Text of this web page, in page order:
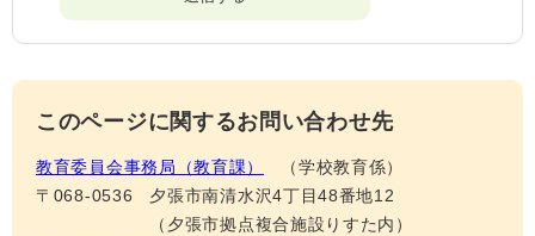
このページに関するお問い合わせ先
教育委員会事務局（教育課）
学校教育係
〒068-0536
夕張市南清水沢4丁目48番地12
（夕張市拠点複合施設りすた内）